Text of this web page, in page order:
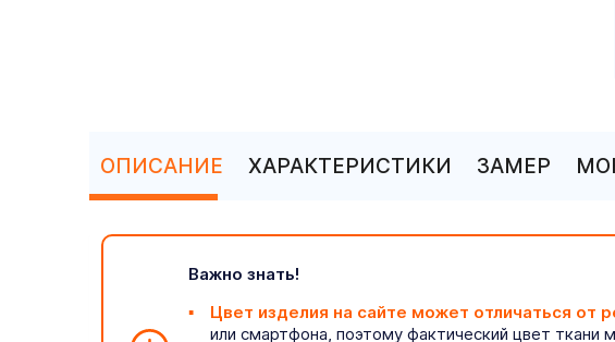
ОПИСАНИЕ ХАРАКТЕРИСТИКИ ЗАМЕР
Важно знать!
Цвет изделия на сайте может отличаться от
или смартфона, поэтому фактический цвет ткани